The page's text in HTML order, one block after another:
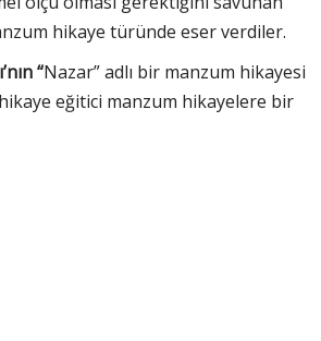
hikaye türünde eser verdiler.
“Nazar” adlı bir manzum hikayesi
eğitici manzum hikayelere bir